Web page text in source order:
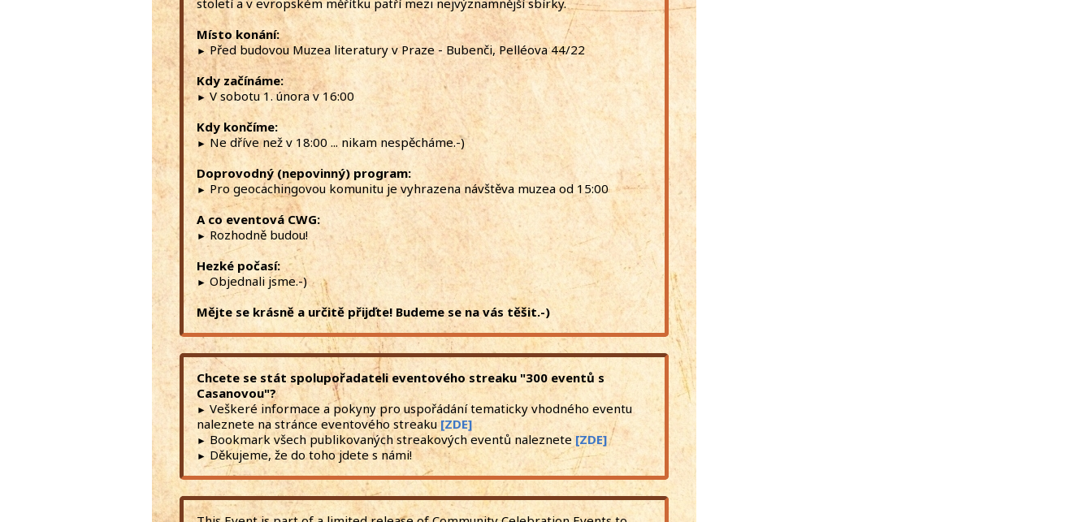
století a v evropském měřítku patří mezi nejvýznamnější sbírky.
Místo konání:
►Před budovou Muzea literatury v Praze - Bubenči, Pelléova 44/22
Kdy začínáme:
► V sobotu 1. února v 16:00
Kdy končíme:
► Ne dříve než v 18:00 ... nikam nespěcháme.-)
Doprovodný (nepovinný) program:
► Pro geocachingovou komunitu je vyhrazena návštěva muzea od 15:00
A co eventová CWG:
►Rozhodně budou!
Hezké počasí:
► Objednali jsme.-)
Mějte se krásně a určitě přijďte! Budeme se na vás těšit.-)
Chcete se stát spolupořadateli eventového streaku "300 eventů s
Casanovou"?
► Veškeré informace a pokyny pro uspořádání tematicky vhodného eventu
naleznete na stránce eventového streaku[ZDE]
► Bookmark všech publikovaných streakových eventů naleznete[ZDE]
► Děkujeme, že do toho jdete s námi!